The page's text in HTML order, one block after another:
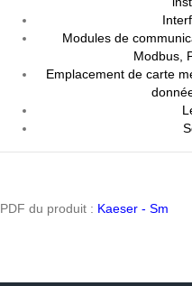
Modules de
Modbus,
Emplacement de carte
PDF du produit : Kaeser - Sm